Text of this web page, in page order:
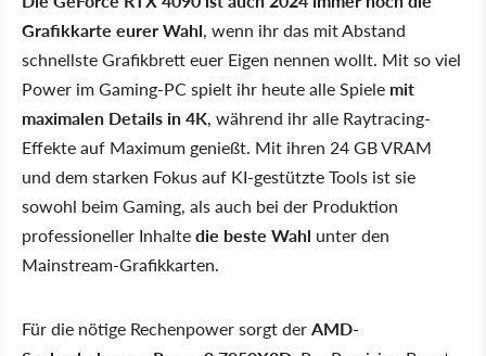
Grafikkarte eurer Wahl, wenn ihr das mit Abstand
schnellste Grafikbrett euer Eigen nennen wollt. Mit so viel
Power im Gaming-PC spielt ihr heute alle Spiele mit
maximalen Details in 4K, während ihr alle Raytracing-
Effekte auf Maximum genießt. Mit ihren 24 GB VRAM
und dem starken Fokus auf KI-gestützte Tools ist sie
sowohl beim Gaming, als auch bei der Produktion
professioneller Inhaltedie beste Wahl unter den
Mainstream-Grafikkarten.
Für die nötige Rechenpower sorgt derAMD-